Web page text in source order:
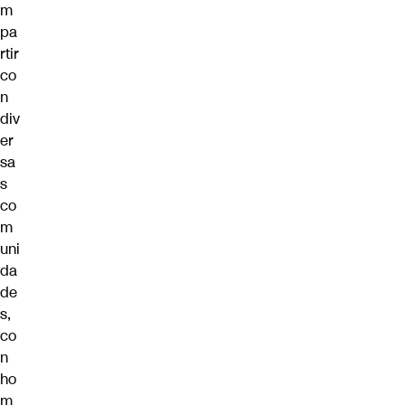
m
pa
rtir
co
n
div
er
sa
s
co
m
uni
da
de
s,
co
n
ho
m